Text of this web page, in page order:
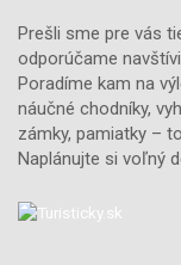
Prešli sme pre vás
odporúčame
Poradíme kam na
náučné chodníky,
zámky, pamiatky –
Naplánujte si voľný